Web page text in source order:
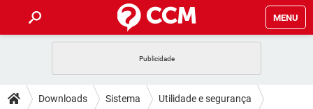
MENU
CELULAR FACEBOOK
DICAS
Downloads Sistema Utilidade e segurança